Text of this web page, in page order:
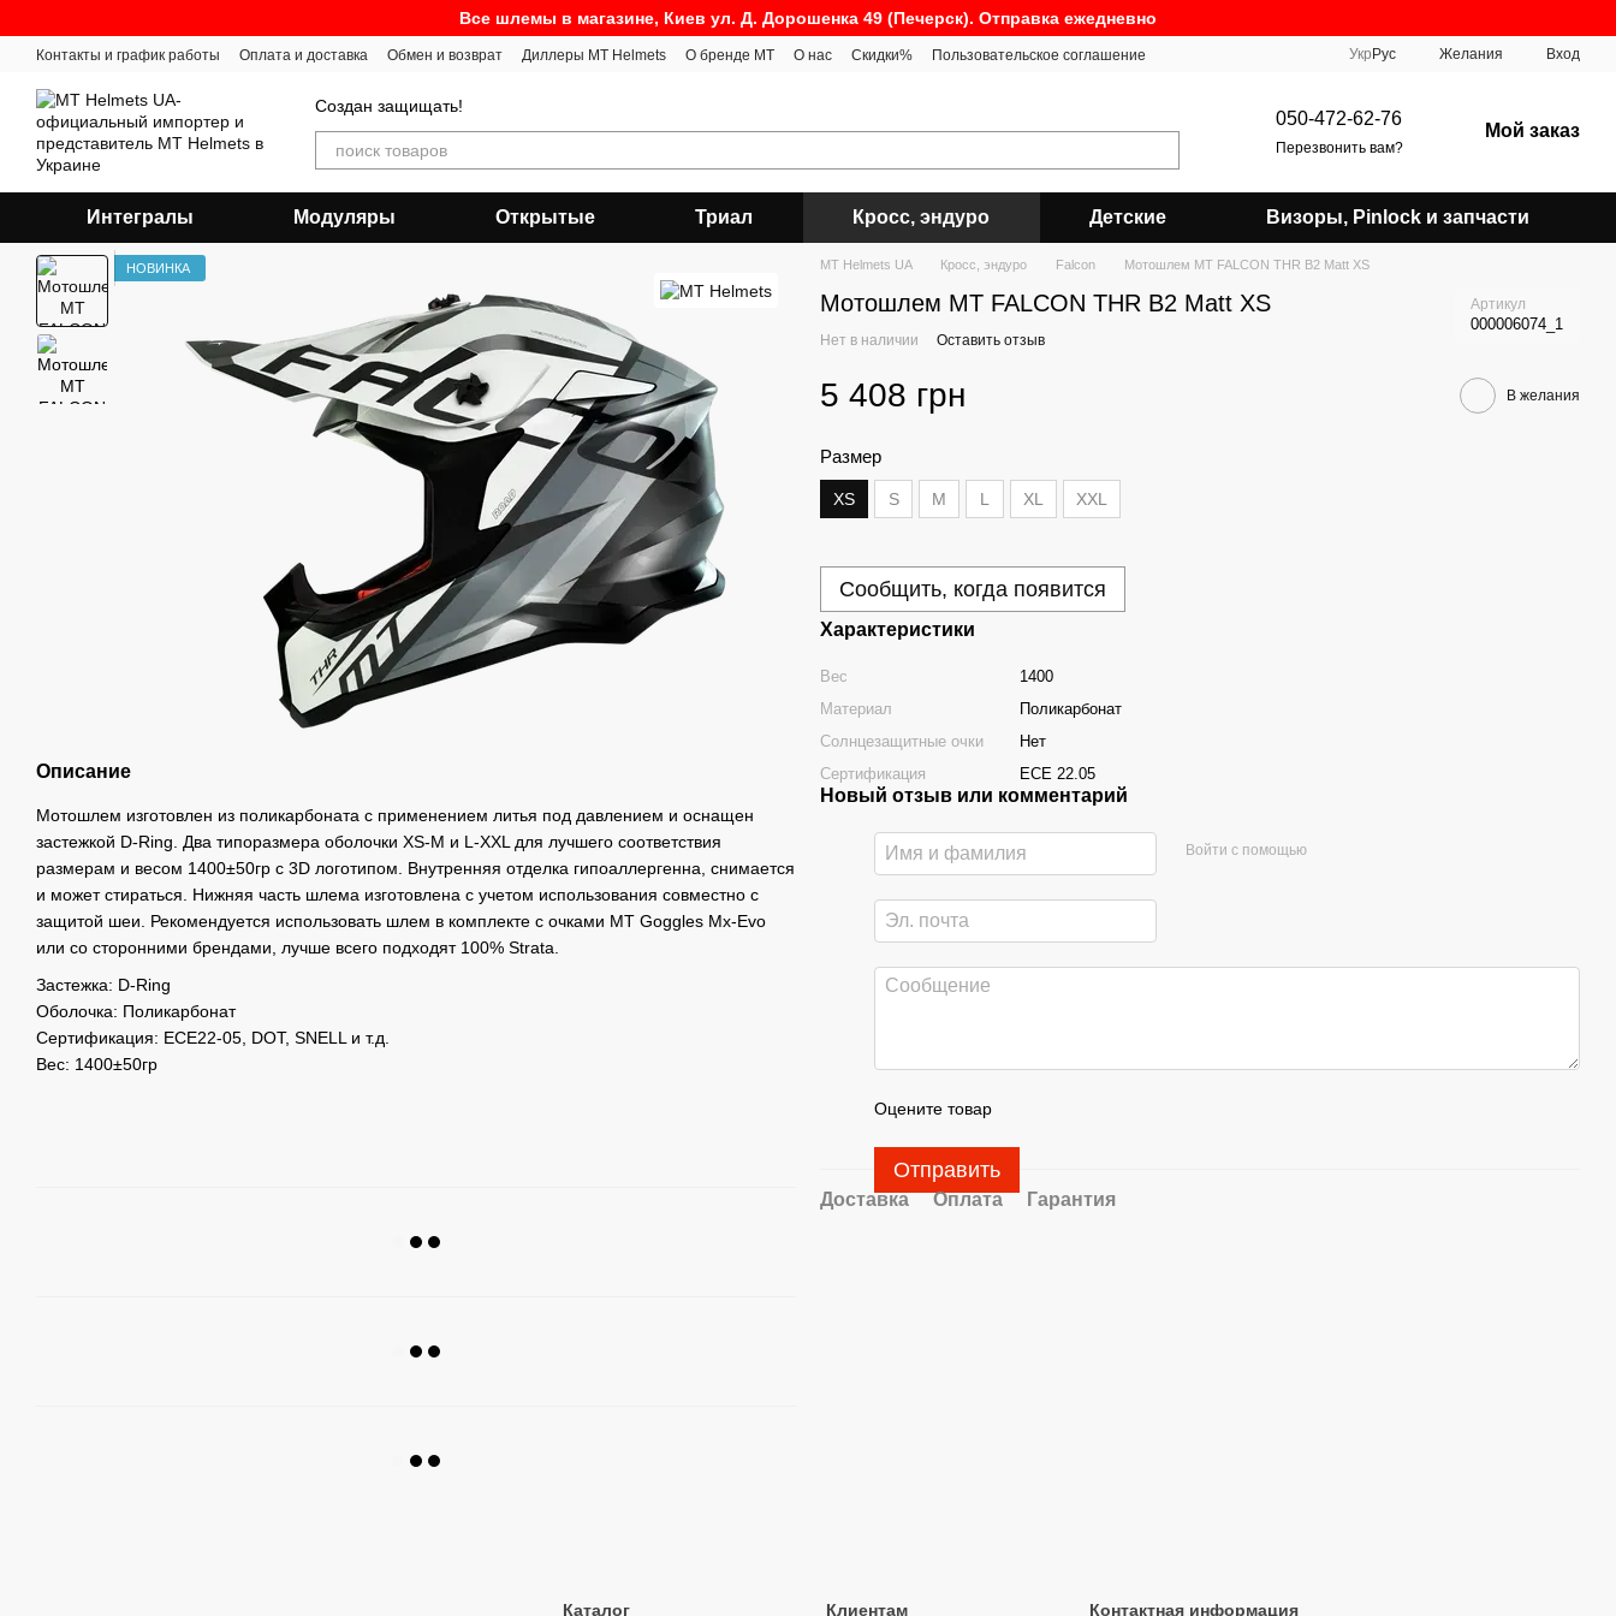
Все шлемы в магазине, Киев ул. Д. Дорошенка 49 (Печерск). Отправка ежедневно
Контакты и график работы Оплата и доставка Обмен и возврат Диллеры MT Helmets О бренде MT О нас Скидки% Пользовательское соглашение Укр Рус Желания Вход
Создан защищать!
050-472-62-76
Перезвонить вам?
Мой заказ
Интегралы Модуляры Открытые Триал Кросс, эндуро Детские Визоры, Pinlock и запчасти
НОВИНКА
Описание
Мотошлем изготовлен из поликарбоната с применением литья под давлением и оснащен
застежкой D-Ring. Два типоразмера оболочки XS-M и L-XXL для лучшего соответствия
размерам и весом 1400±50гр с 3D логотипом. Внутренняя отделка гипоаллергенна, снимается
и может стираться. Нижняя часть шлема изготовлена ​​с учетом использования совместно с
защитой шеи. Рекомендуется использовать шлем в комплекте с очками MT Goggles Mx-Evo
или со сторонними брендами, лучше всего подходят 100% Strata.
Застежка: D-Ring
Оболочка: Поликарбонат
Сертификация: ЕСЕ22-05, DOT, SNELL и т.д.
Вес: 1400±50гр
MT Helmets UA Кросс, эндуро Falcon Мотошлем MT FALCON THR B2 Matt XS
Мотошлем MT FALCON THR B2 Matt XS Артикул
000006074_1
Нет в наличии Оставить отзыв
5 408 грн В желания
Размер
XS S M L XL XXL
Сообщить, когда появится
Характеристики
Вес
1400
Материал
Поликарбонат
Солнцезащитные очки
Нет
Сертификация
ECE 22.05
Новый отзыв или комментарий
Войти с помощью
Оцените товар
Отправить
Доставка Оплата Гарантия
Каталог Клиентам Контактная информация